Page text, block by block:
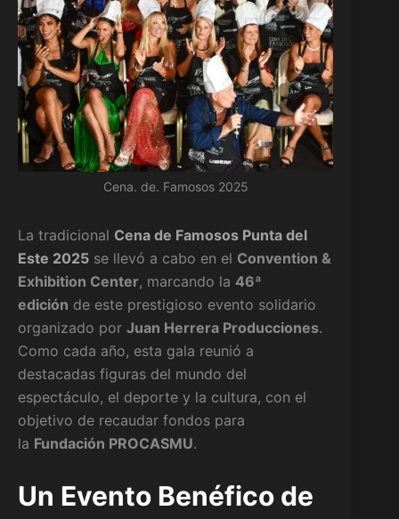
Cena. de. Famosos 2025
La tradicional Cena de Famosos Punta del
Este 2025 se llevó a cabo en el Convention &
Exhibition Center, marcando la 46ª
edición de este prestigioso evento solidario
organizado por Juan Herrera Producciones.
Como cada año, esta gala reunió a
destacadas figuras del mundo del
espectáculo, el deporte y la cultura, con el
objetivo de recaudar fondos para
la Fundación PROCASMU.
Un Evento Benéfico de